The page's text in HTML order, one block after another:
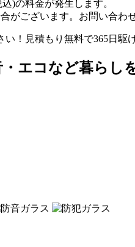
)の料金が発生します。
がございます。お問い合わ
エコなど暮らし